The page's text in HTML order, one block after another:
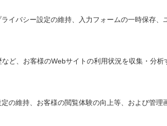
イバシー設定の維持、入力フォームの一時保存
ど、お客様のWebサイトの利用状況を収集・分
の維持、お客様の閲覧体験の向上等、および管理